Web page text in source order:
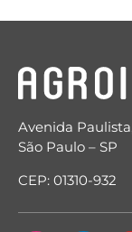
Avenida
São Paulo – SP
CEP: 01310-932